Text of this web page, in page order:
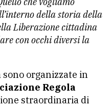
della storia della
Liberazione cittadina
con occhi diversi la
organizzate in
Regola
straordinaria di